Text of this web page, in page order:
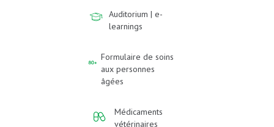
Auditorium | e-
learnings
Formulaire de soins
aux personnes
âgées
Médicaments
vétérinaires